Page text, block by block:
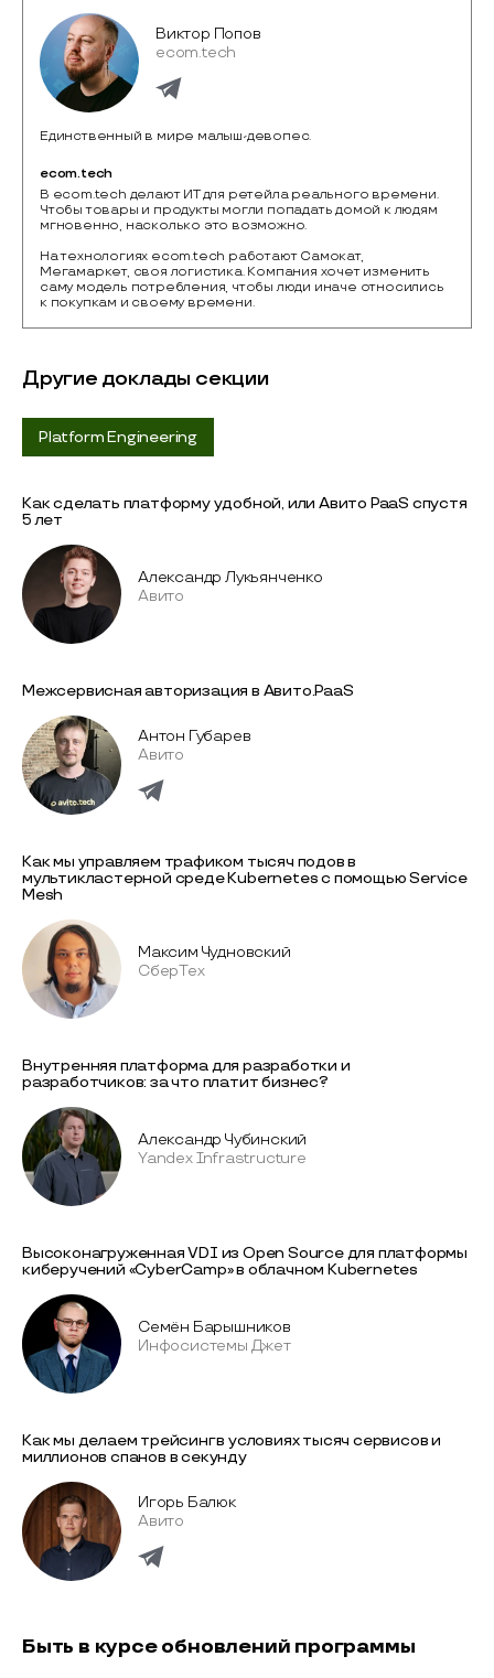
Виктор Попов
ecom.tech
Единственный в мире малыш-девопес.
ecom.tech
В ecom.tech делают ИТ для ретейла реального времени.
Чтобы товары и продукты могли попадать домой к людям
мгновенно, насколько это возможно.
На технологиях ecom.tech работают Самокат,
Мегамаркет, своя логистика. Компания хочет изменить
саму модель потребления, чтобы люди иначе относились
к покупкам и своему времени.
Другие доклады секции
Platform Engineering
Как сделать платформу удобной, или Авито PaaS спустя
5 лет
Александр Лукьянченко
Авито
Межсервисная авторизация в Авито.PaaS
Антон Губарев
Авито
Как мы управляем трафиком тысяч подов в
мультикластерной среде Kubernetes с помощью Service
Mesh
Максим Чудновский
СберТех
Внутренняя платформа для разработки и
разработчиков: за что платит бизнес?
Александр Чубинский
Yandex Infrastructure
Высоконагруженная VDI из Open Source для платформы
киберучений «CyberCamp» в облачном Kubernetes
Семён Барышников
Инфосистемы Джет
Как мы делаем трейсинг в условиях тысяч сервисов и
миллионов спанов в секунду
Игорь Балюк
Авито
Быть в курсе обновлений программы